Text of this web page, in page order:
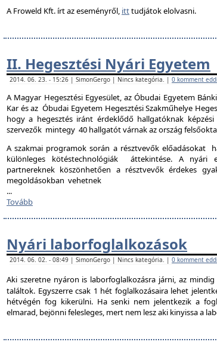
A Froweld Kft. írt az eseményről, itttudjátok elolvasni.
II. Hegesztési Nyári Egyetem
2014. 06. 23. - 15:26 | SimonGergo | Nincs kategória. | 0 komment
A Magyar Hegesztési Egyesület, az Óbudai Egyetem
Kar és az Óbudai Egyetem Hegesztési Szakműhelye
hogy a hegesztés iránt érdeklődő hallgatóknak
szervezők mintegy 40 hallgatót várnak az ország
A szakmai programok során a résztvevők előadásokat
különleges kötéstechnológiák áttekintése. A nyári
partnereknek köszönhetően a résztvevők érdekes
megoldásokban vehetnek
...
Tovább
Nyári laborfoglalkozások
2014. 06. 02. - 08:49 | SimonGergo | Nincs kategória. | 0 komment
Aki szeretne nyáron is laborfoglalkozásra járni, az
találtok. Egyszerre csak 1 hét foglalkozásaira lehet
hétvégén fog kikerülni. Ha senki nem jelentkezik a
elmarad, bejönni felesleges, mert nem lesz aki kinyissa a